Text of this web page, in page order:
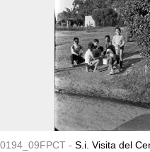
0194_09FPCT - S.i. Visita del